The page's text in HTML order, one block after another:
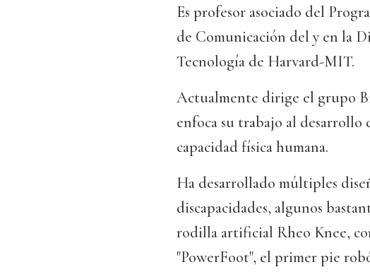
Es profesor asociado del
de Comunicación del y en la
Tecnología de Harvard-MIT.
Actualmente dirige el grupo
enfoca su trabajo al desarrollo
capacidad física humana.
Ha desarrollado múltiples
discapacidades, algunos
rodilla artificial Rheo Knee,
"PowerFoot", el primer pie